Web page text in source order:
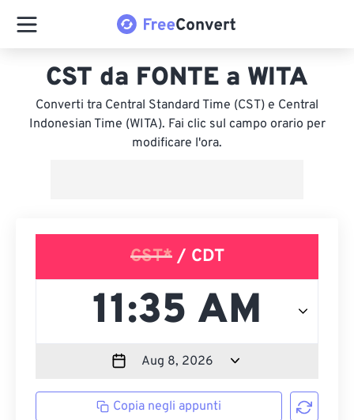
CST da FONTE a WITA
Converti tra Central Standard Time (CST) e Central
Indonesian Time (WITA). Fai clic sul campo orario per
modificare l'ora.
CST*/ CDT
Copia negli appunti